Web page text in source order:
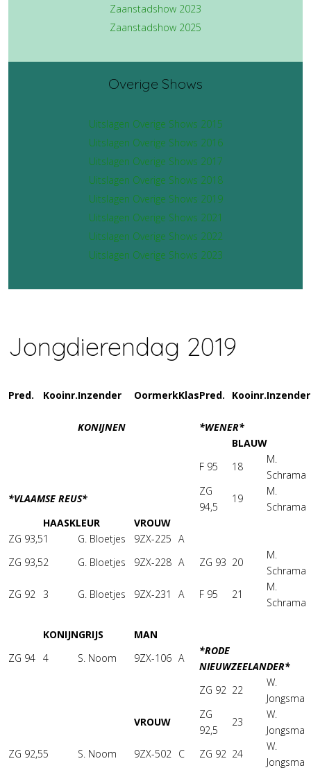
Zaanstadshow 2023
Zaanstadshow 2025
Overige Shows
Uitslagen Overige Shows 2015
Uitslagen Overige Shows 2016
Uitslagen Overige Shows 2017
Uitslagen Overige Shows 2018
Uitslagen Overige Shows 2019
Uitslagen Overige Shows 2021
Uitslagen Overige Shows 2022
Uitslagen Overige Shows 2023
Jongdierendag 2019
Pred. Kooinr.Inzender OormerkKlasPred. Kooinr.Inzender
KONIJNEN
*WENER*
BLAUW
F 95
18
M.
Schrama
*VLAAMSE REUS*
ZG
94,5
19
M.
Schrama
HAASKLEUR
VROUW
ZG 93,51 G. Bloetjes 9ZX-225 A
ZG 93,52 G. Bloetjes 9ZX-228 A ZG 93 20
M.
Schrama
ZG 92
3 G. Bloetjes 9ZX-231 A F 95 21
M.
Schrama
KONIJNGRIJS
MAN
ZG 94 4 S. Noom 9ZX-106 A
*RODE
NIEUWZEELANDER*
ZG 92 22
W.
Jongsma
VROUW
ZG
92,5
23
W.
Jongsma
ZG 92,55 S. Noom 9ZX-502 C ZG 92 24
W.
Jongsma